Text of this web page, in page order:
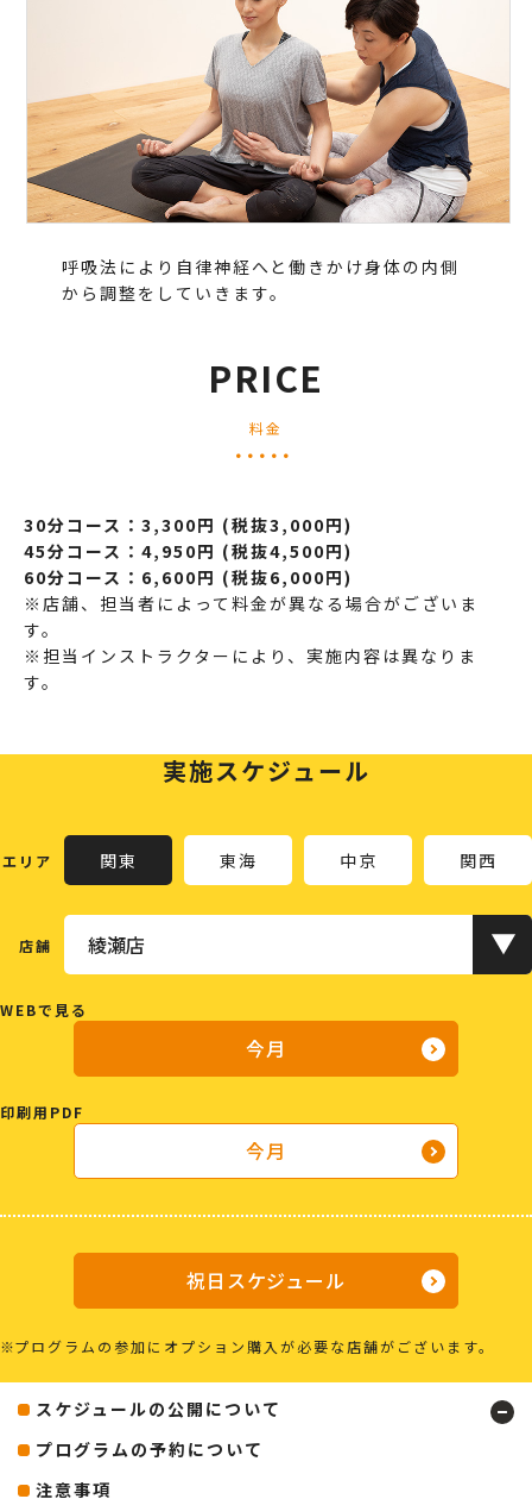
呼吸法により自律神経へと働きかけ身体の内側
から調整をしていきます。
PRICE
料金
30分コース：3,300円 (税抜3,000円)
45分コース：4,950円 (税抜4,500円)
60分コース：6,600円 (税抜6,000円)
※店舗、担当者によって料金が異なる場合がございま
す。
※担当インストラクター により、実施内容は異なりま
す。
実施スケジュール
エリア 関東 東海 中京 関西
店舗
WEBで見る
今月
印刷用PDF
今月
祝日スケジュール
プログラムの参加にオプション購入が必要な店舗がございます。
スケジュールの公開について
プログラムの予約について
注意事項